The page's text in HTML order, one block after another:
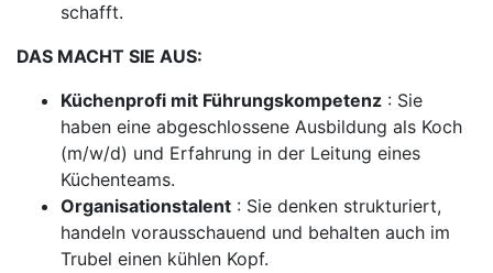
schafft.
DAS MACHT SIE AUS:
Küchenprofi mit Führungskompetenz : Sie
haben eine abgeschlossene Ausbildung als Koch
(m/w/d) und Erfahrung in der Leitung eines
Küchenteams.
Organisationstalent : Sie denken strukturiert,
handeln vorausschauend und behalten auch im
Trubel einen kühlen Kopf.